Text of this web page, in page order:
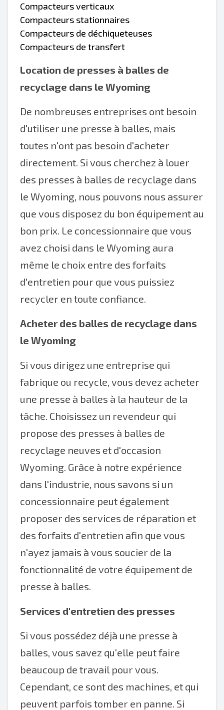
Compacteurs verticaux
Compacteurs stationnaires
Compacteurs de déchiqueteuses
Compacteurs de transfert
Location de presses à balles de
recyclage dans le Wyoming
De nombreuses entreprises ont besoin
d'utiliser une presse à balles, mais
toutes n'ont pas besoin d'acheter
directement. Si vous cherchez à louer
des presses à balles de recyclage dans
le Wyoming, nous pouvons nous assurer
que vous disposez du bon équipement au
bon prix. Le concessionnaire que vous
avez choisi dans le Wyoming aura
même le choix entre des forfaits
d'entretien pour que vous puissiez
recycler en toute confiance.
Acheter des balles de recyclage dans
le Wyoming
Si vous dirigez une entreprise qui
fabrique ou recycle, vous devez acheter
une presse à balles à la hauteur de la
tâche. Choisissez un revendeur qui
propose des presses à balles de
recyclage neuves et d'occasion
Wyoming. Grâce à notre expérience
dans l'industrie, nous savons si un
concessionnaire peut également
proposer des services de réparation et
des forfaits d'entretien afin que vous
n'ayez jamais à vous soucier de la
fonctionnalité de votre équipement de
presse à balles.
Services d'entretien des presses
Si vous possédez déjà une presse à
balles, vous savez qu'elle peut faire
beaucoup de travail pour vous.
Cependant, ce sont des machines, et qui
peuvent parfois tomber en panne. Si